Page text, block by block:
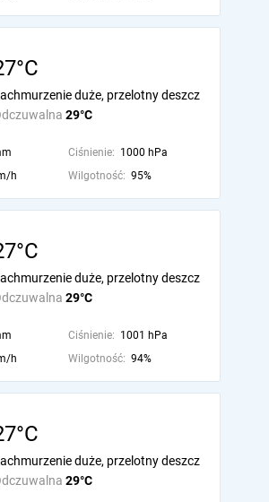
29°C
duże, przelotny deszcz
Ciśnienie: 1000 hPa
h Wilgotność: 95%
29°C
duże, przelotny deszcz
Ciśnienie: 1001 hPa
h Wilgotność: 94%
29°C
duże, przelotny deszcz